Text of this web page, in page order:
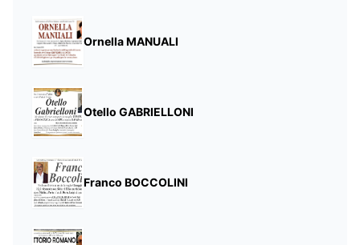
Ornella MANUALI
Otello GABRIELLONI
Franco BOCCOLINI